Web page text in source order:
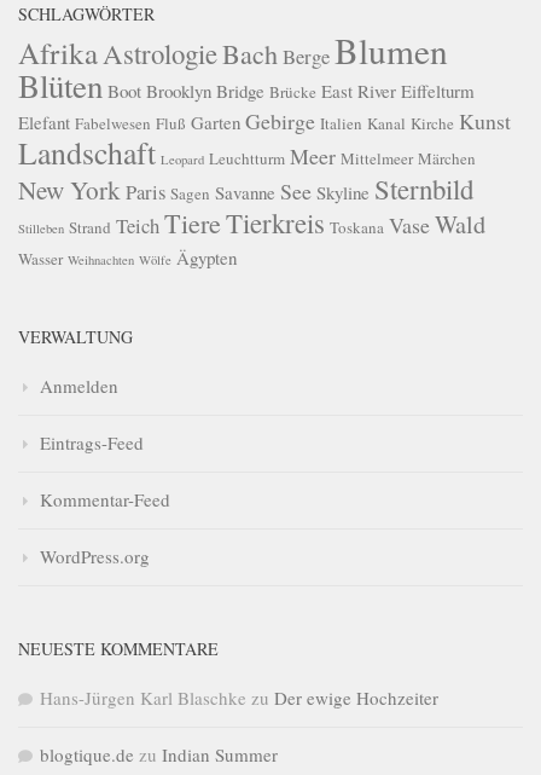
SCHLAGWÖRTER
Afrika AstrologieBachBergeBlumen
Blüten Boot Brooklyn Bridge Brücke East River Eiffelturm
Elefant Fabelwesen Fluß Garten Gebirge Italien Kanal Kirche Kunst
Landschaft Leopard Leuchtturm Meer Mittelmeer Märchen
New YorkParis Sagen Savanne See Skyline Sternbild
Stilleben Strand TeichTiereTierkreis Toskana VaseWald
Wasser Weihnachten Wölfe Ägypten
VERWALTUNG
Anmelden
Eintrags-Feed
Kommentar-Feed
WordPress.org
NEUESTE KOMMENTARE
Hans-Jürgen Karl Blaschke zu Der ewige Hochzeiter
blogtique.de zu Indian Summer